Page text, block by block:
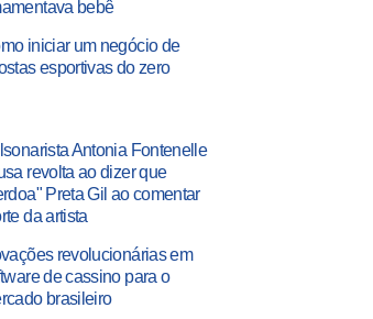
bebê
iniciar um negócio de
esportivas do zero
Antonia Fontenelle
revolta ao dizer que
Preta Gil ao comentar
da artista
revolucionárias em
de cassino para o
brasileiro